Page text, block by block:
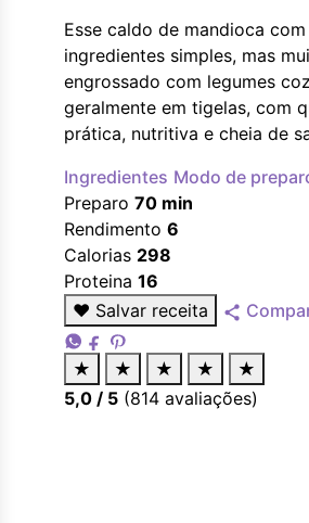
Esse caldo de mandioca
ingredientes simples, mas
engrossado com legumes
geralmente em tigelas, com
prática, nutritiva e cheia de
Ingredientes Modo de
Preparo 70 min
Rendimento 6
Calorias 298
Proteina 16
♥ Salvar receita
★ ★ ★ ★
★
5,0 / 5 (814 avaliações)